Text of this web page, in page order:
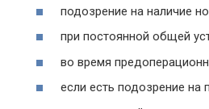
подозрение на наличие
при постоянной общей
во время
если есть подозрение на